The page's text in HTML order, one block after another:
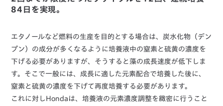
84日を実現。
エタノールなど燃料の生産を目的とする場合は、炭水化物（デン
プン）の成分が多くなるように培養液中の窒素と硫黄の濃度を
下げる必要がありますが、そうすると藻の成長速度が低下しま
す。そこで一般には、成長に適した元素配合で培養した後に、
窒素と硫黄の濃度を下げて再度培養する必要があります。
これに対しHondaは、培養液の元素濃度調整を緻密に行うこと